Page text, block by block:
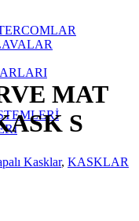
MAT
S
Kasklar, KASKLAR